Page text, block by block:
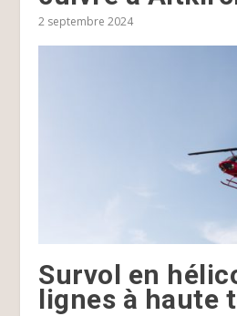
2 septembre 2024
Survol en
lignes à haute